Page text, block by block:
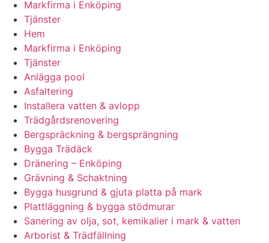
Markfirma i Enköping
Tjänster
Hem
Markfirma i Enköping
Tjänster
Anlägga pool
Asfaltering
Installera vatten & avlopp
Trädgårdsrenovering
Bergspräckning & bergsprängning
Bygga Trädäck
Dränering – Enköping
Grävning & Schaktning
Bygga husgrund & gjuta platta på mark
Plattläggning & bygga stödmurar
Sanering av olja, sot, kemikalier i mark & vatten
Arborist & Trädfällning